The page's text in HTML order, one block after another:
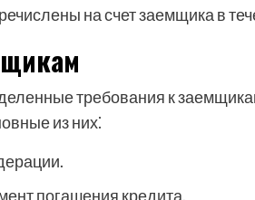
на счет заемщика в
требования к
из них⁚
погашения кредита.